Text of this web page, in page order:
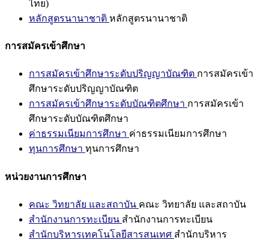
ไทย)
หลักสูตรนานาชาติ หลักสูตรนานาชาติ
การสมัครเข้าศึกษา
การสมัครเข้าศึกษาระดับปริญญาบัณฑิต การสมัครเข้า
ศึกษาระดับปริญญาบัณฑิต
การสมัครเข้าศึกษาระดับบัณฑิตศึกษา การสมัครเข้า
ศึกษาระดับบัณฑิตศึกษา
ค่าธรรมเนียมการศึกษา ค่าธรรมเนียมการศึกษา
ทุนการศึกษา ทุนการศึกษา
หน่วยงานการศึกษา
คณะ วิทยาลัย และสถาบัน คณะ วิทยาลัย และสถาบัน
สำนักงานการทะเบียน สำนักงานการทะเบียน
สำนักบริหารเทคโนโลยีสารสนเทศ สำนักบริหาร